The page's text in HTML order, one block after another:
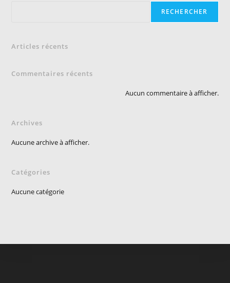
RECHERCHER
Articles récents
Commentaires récents
Aucun commentaire à afficher.
Archives
Aucune archive à afficher.
Catégories
Aucune catégorie